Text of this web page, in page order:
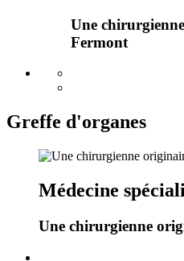
Une
Fermont
Greffe d'organes
Médecine
Une chirurgienne